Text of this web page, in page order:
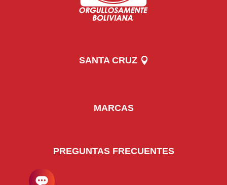
SANTA CRUZ
MARCAS
PREGUNTAS FRECUENTES